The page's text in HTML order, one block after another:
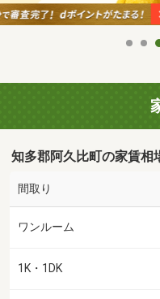
知多郡阿久比町の家賃相
間取り
ワンルーム
1K・1DK